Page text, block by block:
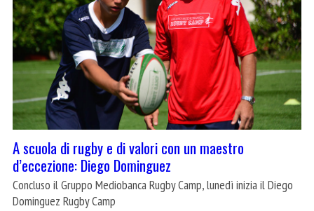
A scuola di rugby e di valori con un maestro
d’eccezione: Diego Dominguez
Concluso il Gruppo Mediobanca Rugby Camp, lunedì inizia il Diego
Dominguez Rugby Camp